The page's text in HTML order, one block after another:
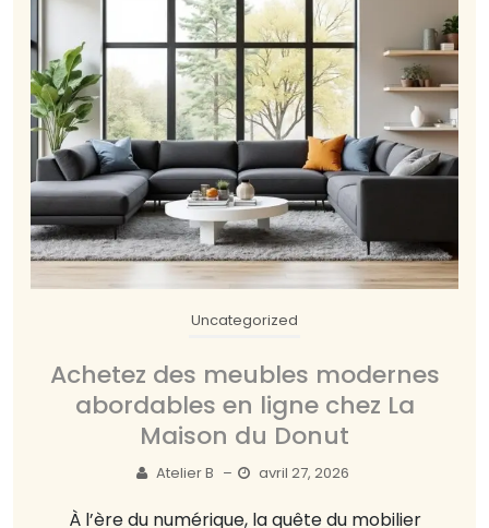
Uncategorized
Achetez des meubles modernes
abordables en ligne chez La
Maison du Donut
Atelier B – avril 27, 2026
À l’ère du numérique, la quête du mobilier